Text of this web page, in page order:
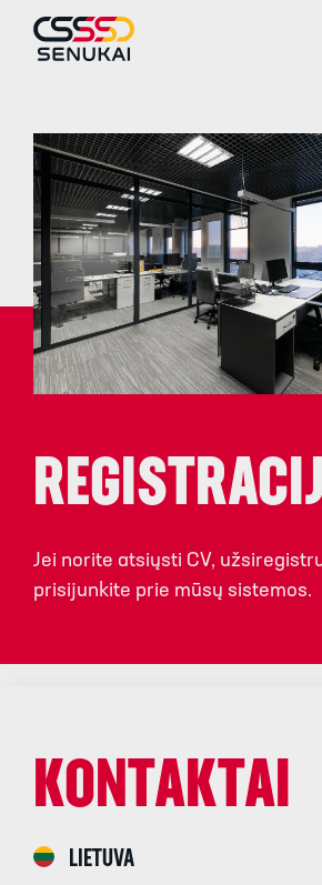
Jei norite atsiųsti CV,
prisijunkite prie mūsų sistemos.
KONTAKTAI
LIETUVA